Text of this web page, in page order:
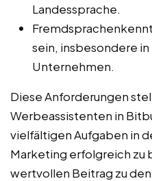
Landessprache.
sein, insbesondere
Unternehmen.
Diese Anforderungen
Werbeassistenten in
vielfältigen Aufgaben in
Marketing erfolgreich zu
wertvollen Beitrag zu